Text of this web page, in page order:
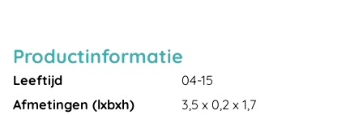
Productinformatie
Leeftijd
04-15
Afmetingen (lxbxh)
3,5 x 0,2 x 1,7